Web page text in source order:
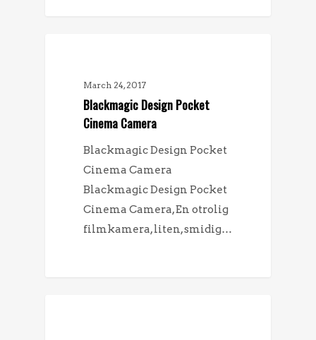
March 24, 2017
Blackmagic Design Pocket
Cinema Camera
Blackmagic Design Pocket
Cinema Camera
Blackmagic Design Pocket
Cinema Camera, En otrolig
filmkamera, liten, smidig…